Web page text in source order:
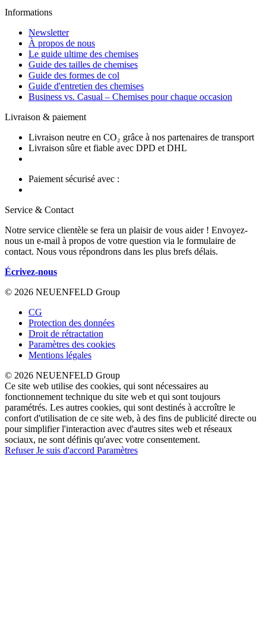
Informations
Newsletter
À propos de nous
Le guide ultime des chemises
Guide des tailles de chemises
Guide des formes de col
Guide d'entretien des chemises
Business vs. Casual – Chemises pour chaque occasion
Livraison & paiement
Livraison neutre en CO₂ grâce à nos partenaires de transport
Livraison sûre et fiable avec DPD et DHL
Paiement sécurisé avec :
Service & Contact
Notre service clientèle se fera un plaisir de vous aider ! Envoyez-
nous un e-mail à propos de votre question via le formulaire de
contact. Nous vous répondrons dans les plus brefs délais.
Écrivez-nous
© 2026 NEUENFELD Group
CG
Protection des données
Droit de rétractation
Paramètres des cookies
Mentions légales
© 2026 NEUENFELD Group
Ce site web utilise des cookies, qui sont nécessaires au
fonctionnement technique du site web et qui sont toujours
paramétrés. Les autres cookies, qui sont destinés à accroître le
confort d'utilisation de ce site web, à des fins de publicité directe ou
pour simplifier l'interaction avec d'autres sites web et réseaux
sociaux, ne sont définis qu'avec votre consentement.
RefuserJe suis d'accord Paramètres